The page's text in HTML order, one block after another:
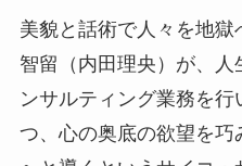
美貌と話術で人々を地
智留（内田理央）が、人
ンサルティング業務を
つ、心の奥底の欲望を